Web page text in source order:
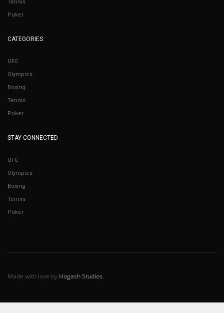
Tennis
Poker
CATEGORIES
UFC
Olympics
Boxing
Tennis
Poker
STAY CONNECTED
UFC
Olympics
Boxing
Tennis
Poker
Made with love by Hogash Studios.